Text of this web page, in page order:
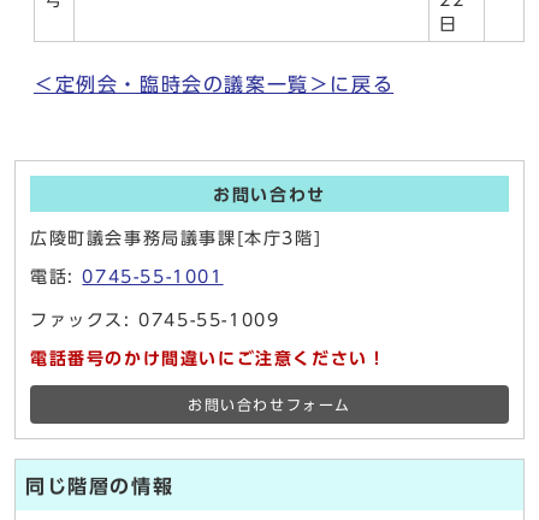
日
＜定例会・臨時会の議案一覧＞に戻る
お問い合わせ
広陵町議会事務局議事課[本庁3階]
電話:0745-55-1001
ファックス: 0745-55-1009
電話番号のかけ間違いにご注意ください！
お問い合わせフォーム
同じ階層の情報